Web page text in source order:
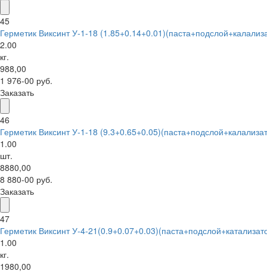
45
Герметик Виксинт У-1-18
2.00
кг.
988,00
1 976-00 руб.
Заказать
46
Герметик Виксинт У-1-18
1.00
шт.
8880,00
8 880-00 руб.
Заказать
47
Герметик Виксинт У-4-
1.00
кг.
1980,00